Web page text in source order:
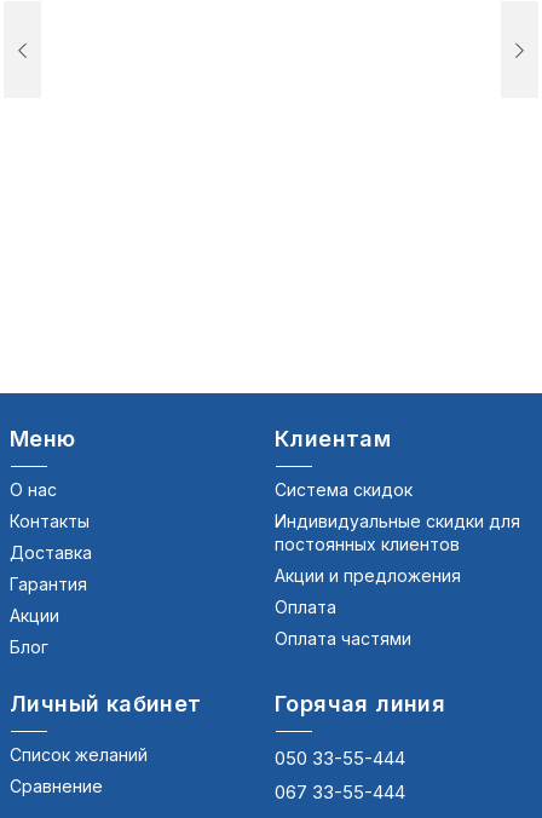
Меню
О нас
Контакты
Доставка
Гарантия
Акции
Блог
Клиентам
Система скидок
Индивидуальные скидки для
постоянных клиентов
Акции и предложения
Оплата
Оплата частями
Личный кабинет
Список желаний
Сравнение
Горячая линия
050 33-55-444
067 33-55-444